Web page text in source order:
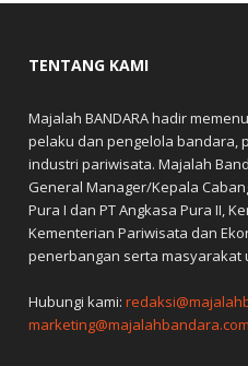
TENTANG KAMI
Majalah BANDARA hadir
pelaku dan pengelola bandara,
industri pariwisata. Majalah
General Manager/Kepala
Pura I dan PT Angkasa Pura II,
Kementerian Pariwisata dan
penerbangan serta masyarakat
Hubungi kami:
marketing@majalahbandara.com